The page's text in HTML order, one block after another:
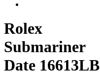
Rolex
Submariner
Date 16613LB